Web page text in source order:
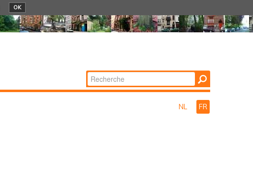
OK
Chercher par
Recherche
NL FR